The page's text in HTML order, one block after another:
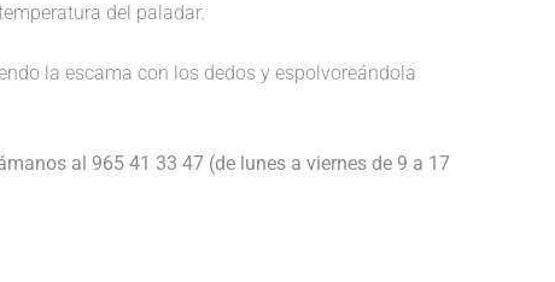
del paladar.
la escama con los dedos y espolvoreándola
al 965 41 33 47 (de lunes a viernes de 9 a 17